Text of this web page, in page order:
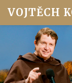
VOJTĚCH